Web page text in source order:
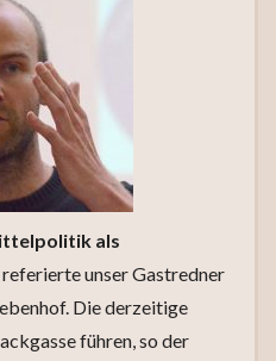
als
unser Gastredner
Die derzeitige
führen, so der